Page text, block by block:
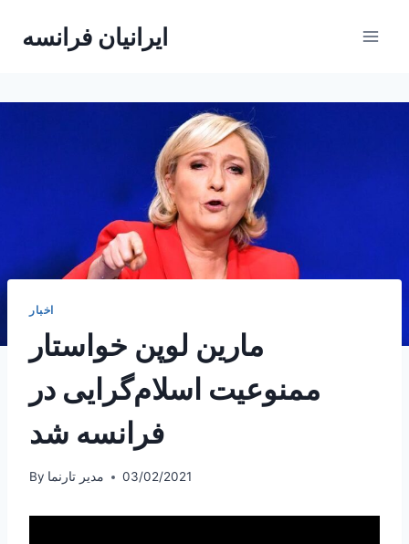
ایرانیان فرانسه
اخبار
مارین‌ لوپن خواستار
ممنوعیت اسلام‌گرایی در
فرانسه شد
By مدیر تارنما 03/02/2021